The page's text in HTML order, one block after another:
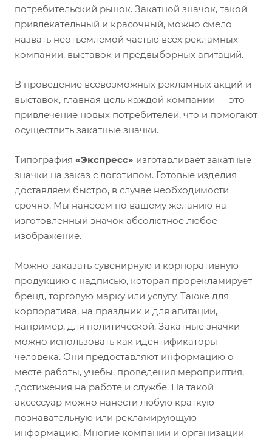
потребительский рынок. Закатной значок, такой
привлекательный и красочный, можно смело
назвать неотъемлемой частью всех рекламных
компаний, выставок и предвыборных агитаций.
В проведение всевозможных рекламных акций и
выставок, главная цель каждой компании — это
привлечение новых потребителей, что и помогают
осуществить закатные значки.
Типография «Экспресс» изготавливает закатные
значки на заказ с логотипом. Готовые изделия
доставляем быстро, в случае необходимости
срочно. Мы нанесем по вашему желанию на
изготовленный значок абсолютное любое
изображение.
Можно заказать сувенирную и корпоративную
продукцию с надписью, которая прорекламирует
бренд, торговую марку или услугу. Также для
корпоратива, на праздник и для агитации,
например, для политической. Закатные значки
можно использовать как идентификаторы
человека. Они предоставляют информацию о
месте работы, учебы, проведения мероприятия,
достижения на работе и службе. На такой
аксессуар можно нанести любую краткую
познавательную или рекламирующую
информацию. Многие компании и организации